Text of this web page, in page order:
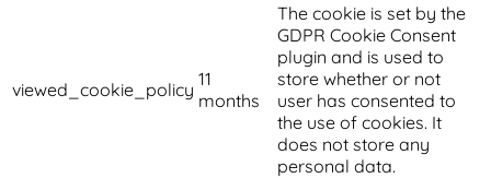
viewed_cookie_policy 11
months
The cookie is set by the
GDPR Cookie Consent
plugin and is used to
store whether or not
user has consented to
the use of cookies. It
does not store any
personal data.